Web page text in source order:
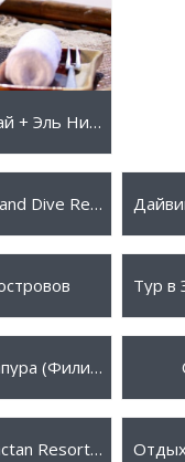
Тур на Филиппины — Манила + Боракай + Эль Нидо
Дайвинг на Филиппинах — в Sangat Island Dive Resort 3*
Отдых на Бохоль с посещением Сингапура (Филиппины)
Отдых на Себу в отеле Shangri-La’s Mactan Resort & Spa 5* (Филиппины)